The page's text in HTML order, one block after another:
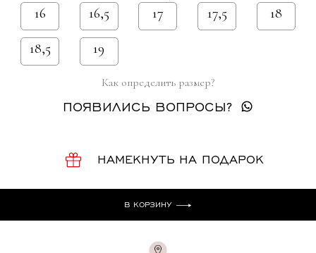
16 16,5 17 17,5 18
18,5 19
Как определить размер?
ПОЯВИЛИСЬ ВОПРОСЫ?
НАМЕКНУТЬ НА ПОДАРОК
В КОРЗИНУ